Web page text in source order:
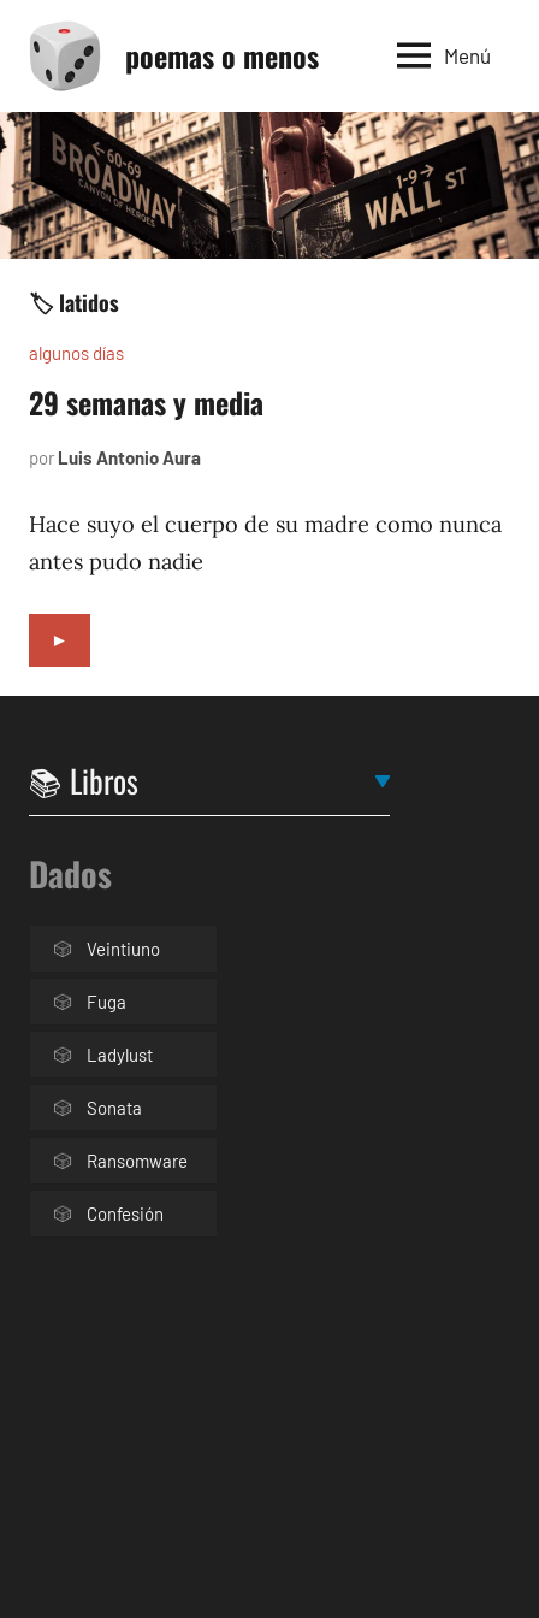
contenido
poemas o menos Menú
🏷️ latidos
algunos días
29 semanas y media
por Luis Antonio Aura
1997
Hace suyo el cuerpo de su madre como nunca
antes pudo nadie
►
Dados
Veintiuno
Fuga
Ladylust
Sonata
Ransomware
Confesión